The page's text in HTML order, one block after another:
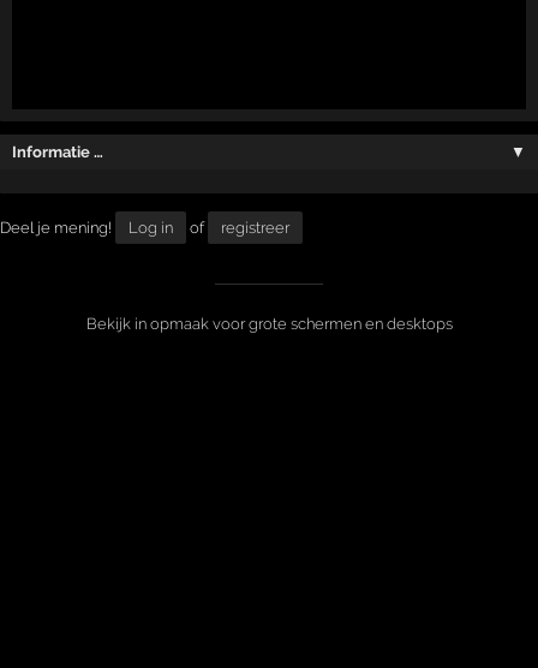
Informatie … ▼
Deel je mening! Log in of registreer
Bekijk in opmaak voor grote schermen en desktops